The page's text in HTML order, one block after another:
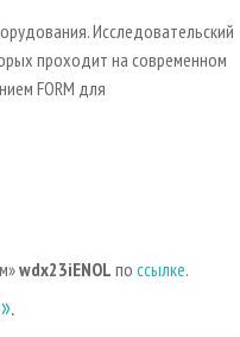
Исследовательский
проходит на современном
FORM для
wdx23iENOL по ссылке.
.